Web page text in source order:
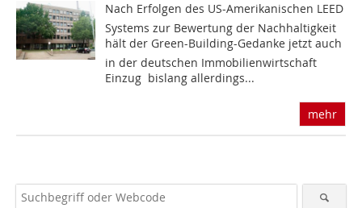
Nach Erfolgen des US-Amerikanischen LEED
Systems zur Bewertung der Nachhaltigkeit
hält der Green-Building-Gedanke jetzt auch
in der deutschen Immobilienwirtschaft
Einzug  bislang allerdings...
mehr